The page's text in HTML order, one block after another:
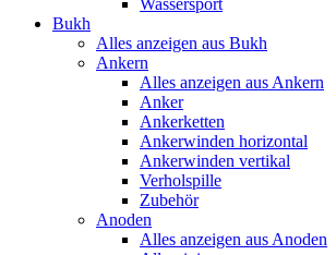
Wassersport
Bukh
Alles anzeigen aus Bukh
Ankern
Alles anzeigen aus Ankern
Anker
Ankerketten
Ankerwinden horizontal
Ankerwinden vertikal
Verholspille
Zubehör
Anoden
Alles anzeigen aus Anoden